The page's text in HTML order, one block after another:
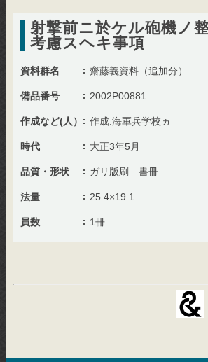
射撃前ニ於ケル砲機ノ
考慮スヘキ事項
資料群名 齋藤義資料（追加分）
備品番号 2002P00881
作成など(人） 作成:海軍兵学校ヵ
時代 大正3年5月
品質・形状 ガリ版刷 書冊
法量 25.4×19.1
員数 1冊